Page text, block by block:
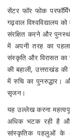
सेंटर फॉर फोक
गढ़वाल विश्वविद्यालय
संरक्षित करने और
में अपनी तरह का
संस्कृति और विरासत का
की बहाली, उत्तराखंड
में रुचि का पुनरुद्धार।
सृजन।
यह उल्लेख करना
अधिक भटक रही है
सांस्कृतिक पहलुओं के